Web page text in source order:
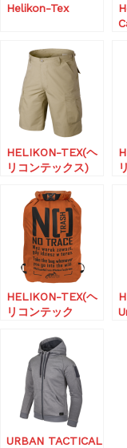
Helikon-Tex
HELIKON-TEX(ヘ
リコンテックス)
Cotton Ripstop
HELIKON-TEX(ヘ
リコンテック
Orange / Black A
URBAN TACTICAL